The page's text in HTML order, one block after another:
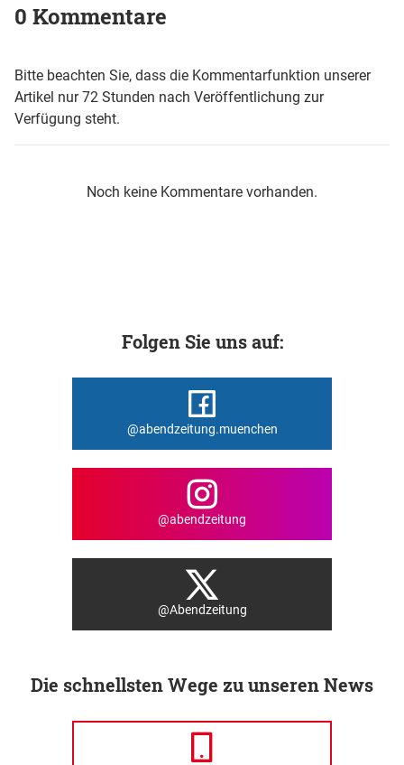
0 Kommentare
Bitte beachten Sie, dass die Kommentarfunktion unserer
Artikel nur 72 Stunden nach Veröffentlichung zur
Verfügung steht.
Noch keine Kommentare vorhanden.
Folgen Sie uns auf:
@abendzeitung.muenchen
@abendzeitung
@Abendzeitung
Die schnellsten Wege zu unseren News